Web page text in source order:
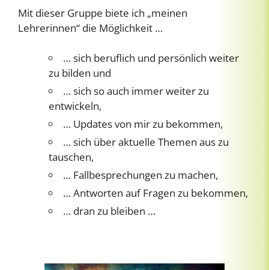
Mit dieser Gruppe biete ich „meinen
Lehrerinnen“ die Möglichkeit …
… sich beruflich und persönlich weiter
zu bilden und
… sich so auch immer weiter zu
entwickeln,
… Updates von mir zu bekommen,
… sich über aktuelle Themen aus zu
tauschen,
… Fallbesprechungen zu machen,
… Antworten auf Fragen zu bekommen,
… dran zu bleiben …